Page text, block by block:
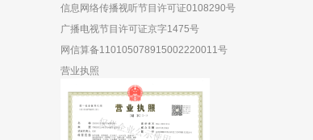
信息网络传播视听节目许可证0108290号
广播电视节目许可证京字1475号
网信算备110105078915002220011号
营业执照